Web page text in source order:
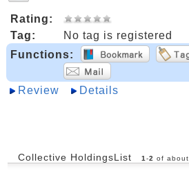
Rating:
Tag:
No tag is registered
Functions:
Review Details
Collective HoldingsList 1-2 of about